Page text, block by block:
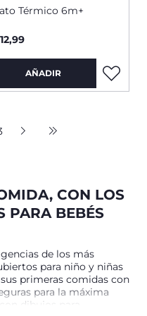
Térmico 6m+
AÑADIR
CON LOS
PARA BEBÉS
de los más
para niño y niñas
primeras comidas con
para la máxima
dibujos para